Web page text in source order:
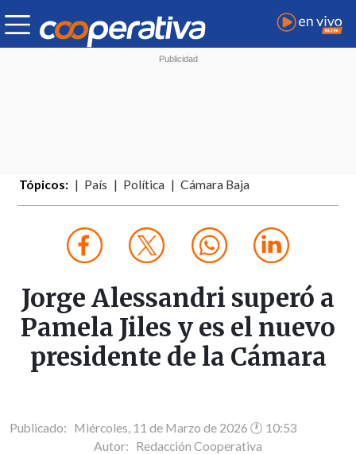
Tópicos: País Política Cámara Baja
Jorge Alessandri superó a
Pamela Jiles y es el nuevo
presidente de la Cámara
Publicado: Miércoles, 11 de Marzo de 2026 🕐 10:53
Autor: Redacción Cooperativa